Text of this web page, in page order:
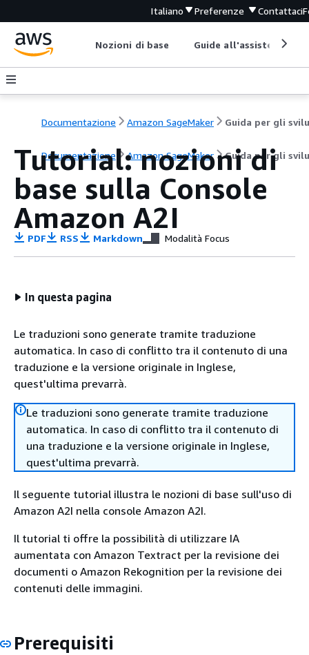
Italiano Preferenze Contattaci
Nozioni di base Guide all'assistenza
Documentazione Amazon SageMaker
Documentazione Amazon SageMaker Guida per gli
Tutorial: nozioni di
base sulla Console
Amazon A2I
PDF RSS Markdown Modalità Focus
In questa pagina
Le traduzioni sono generate tramite traduzione
automatica. In caso di conflitto tra il contenuto di una
traduzione e la versione originale in Inglese,
quest'ultima prevarrà.
Le traduzioni sono generate tramite traduzione
automatica. In caso di conflitto tra il contenuto di
una traduzione e la versione originale in Inglese,
quest'ultima prevarrà.
Il seguente tutorial illustra le nozioni di base sull'uso di
Amazon A2I nella console Amazon A2I.
Il tutorial ti offre la possibilità di utilizzare IA
aumentata con Amazon Textract per la revisione dei
documenti o Amazon Rekognition per la revisione dei
contenuti delle immagini.
Prerequisiti